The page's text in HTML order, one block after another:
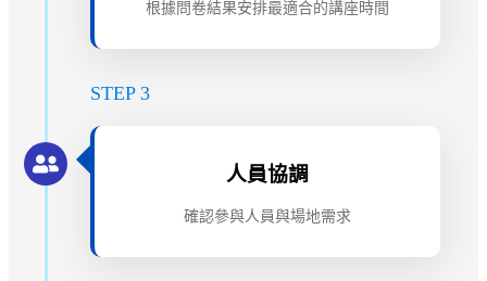
根據問卷結果安排最適合的講座時間
STEP 3
人員協調
確認參與人員與場地需求